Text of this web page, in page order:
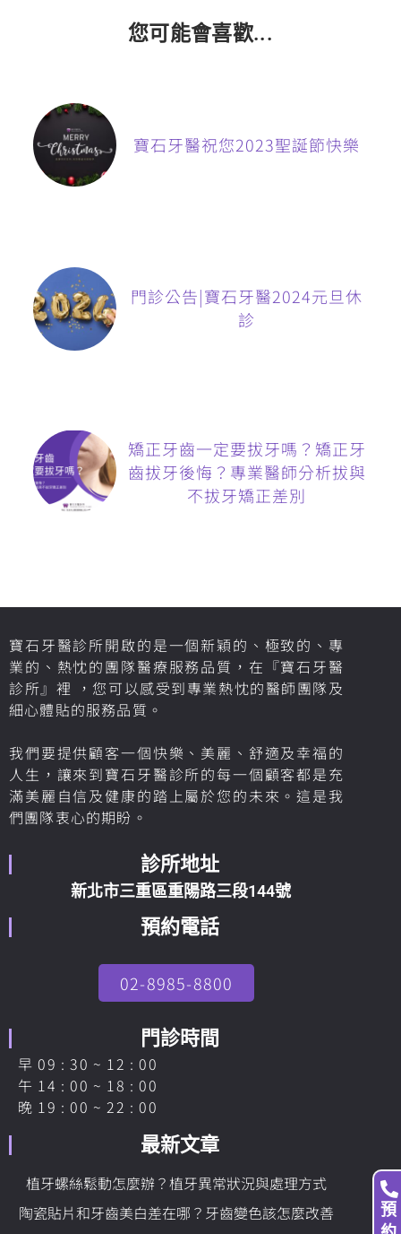
您可能會喜歡...
寶石牙醫祝您2023聖誕節快樂
門診公告|寶石牙醫2024元旦休
診
矯正牙齒一定要拔牙嗎？矯正牙
齒拔牙後悔？專業醫師分析拔與
不拔牙矯正差別
預
寶石牙醫診所開啟的是一個新穎的、極致的、專
業的、熱忱的團隊醫療服務品質，在『寶石牙醫
診所』裡 ，您可以感受到專業熱忱的醫師團隊及
細心體貼的服務品質。
我們要提供顧客一個快樂、美麗、舒適及幸福的
人生，讓來到寶石牙醫診所的每一個顧客都是充
滿美麗自信及健康的踏上屬於您的未來。這是我
們團隊衷心的期盼。
診所地址
新北市三重區重陽路三段144號
預約電話
02-8985-8800
門診時間
早 09 : 30 ~ 12 : 00
午 14 : 00 ~ 18 : 00
晚 19 : 00 ~ 22 : 00
最新文章
植牙螺絲鬆動怎麼辦？植牙異常狀況與處理方式
陶瓷貼片和牙齒美白差在哪？牙齒變色該怎麼改善